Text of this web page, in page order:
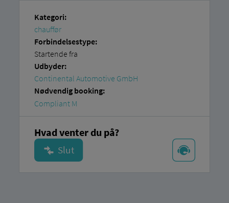
Kategori:
chauffør
Forbindelsestype:
Startende fra
Udbyder:
Continental Automotive GmbH
Nødvendig booking:
Compliant M
Hvad venter du på?